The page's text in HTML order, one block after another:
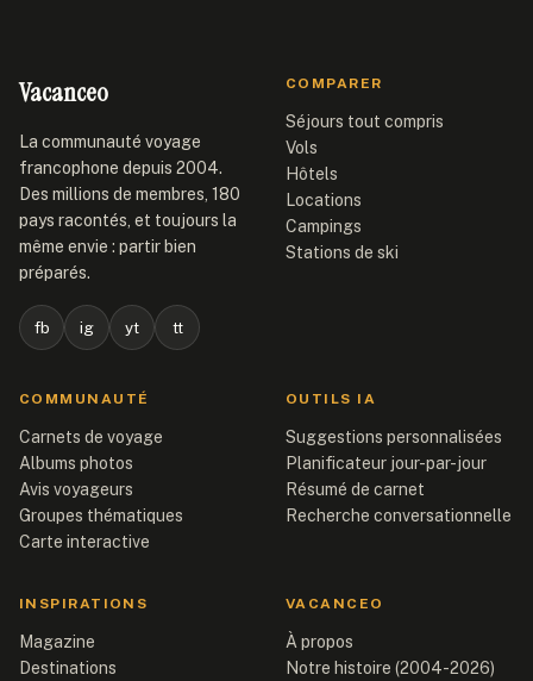
Vacanceo
La communauté voyage
francophone depuis 2004.
Des millions de membres, 180
pays racontés, et toujours la
même envie : partir bien
préparés.
fb ig yt tt
COMPARER
Séjours tout compris
Vols
Hôtels
Locations
Campings
Stations de ski
COMMUNAUTÉ
Carnets de voyage
Albums photos
Avis voyageurs
Groupes thématiques
Carte interactive
OUTILS IA
Suggestions personnalisées
Planificateur jour-par-jour
Résumé de carnet
Recherche conversationnelle
INSPIRATIONS
Magazine
Destinations
VACANCEO
À propos
Notre histoire (2004-2026)